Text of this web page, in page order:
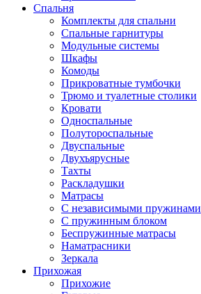
Спальня
Комплекты для спальни
Спальные гарнитуры
Модульные системы
Шкафы
Комоды
Прикроватные тумбочки
Трюмо и туалетные столики
Кровати
Односпальные
Полутороспальные
Двуспальные
Двухъярусные
Тахты
Раскладушки
Матрасы
С независимыми пружинами
С пружинным блоком
Беспружинные матрасы
Наматрасники
Зеркала
Прихожая
Прихожие